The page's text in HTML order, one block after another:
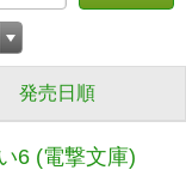
発売日順
6 (電撃文庫)